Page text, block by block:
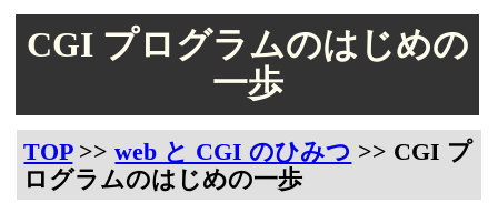
CGI プログラムのはじめの
一歩
TOP>>web と CGI のひみつ >> CGI プ
ログラムのはじめの一歩